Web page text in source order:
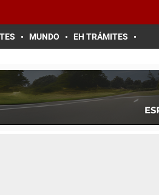
MUNDO EH TRÁMITES